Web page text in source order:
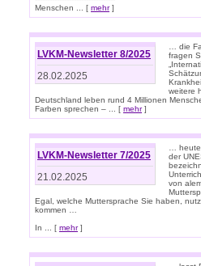
Menschen ... [ mehr]
LVKM-Newsletter 8/2025
28.02.2025
… die
fragen
weitere
Deutschland leben rund 4 Millionen
Farben sprechen – ... [ mehr]
LVKM-Newsletter 7/2025
21.02.2025
…
der
von
Egal, welche Muttersprache Sie haben,
kommen …
In ... [ mehr]